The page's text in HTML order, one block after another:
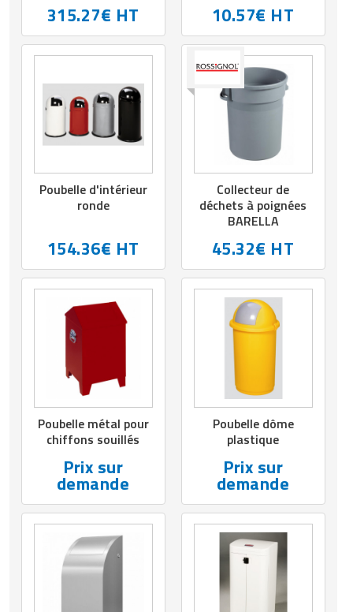
315.27€ HT 10.57€ HT
Poubelle d'intérieur
ronde
154.36€ HT
Collecteur de
déchets à poignées
BARELLA
45.32€ HT
Poubelle métal pour
chiffons souillés
Prix sur
demande
Poubelle dôme
plastique
Prix sur
demande